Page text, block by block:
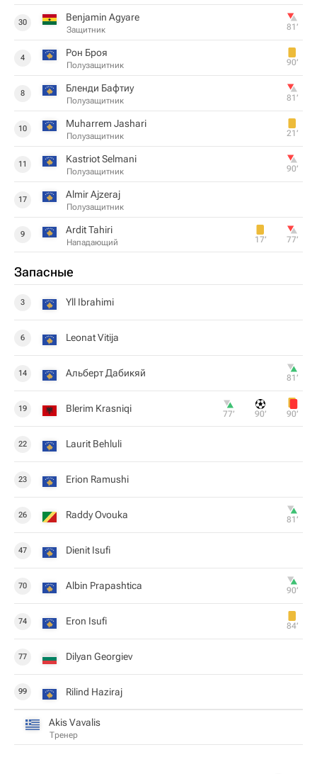
30 Benjamin Agyare
Защитник 81‎’‎
4 Рон Броя
Полузащитник 90‎’‎
8 Бленди Бафтиу
Полузащитник 81‎’‎
10 Muharrem Jashari
Полузащитник 21‎’‎
11 Kastriot Selmani
Полузащитник 90‎’‎
17 Almir Ajzeraj
Полузащитник
9 Ardit Tahiri
Нападающий 17‎’‎ 77‎’‎
Запасные
3 Yll Ibrahimi
6 Leonat Vitija
14 Альберт Дабикяй 81‎’‎
19 Blerim Krasniqi 77‎’‎ 90‎’‎ 90‎’‎
22 Laurit Behluli
23 Erion Ramushi
26 Raddy Ovouka 81‎’‎
47 Dienit Isufi
70 Albin Prapashtica 90‎’‎
74 Eron Isufi 84‎’‎
77 Dilyan Georgiev
99 Rilind Haziraj
Akis Vavalis
Тренер